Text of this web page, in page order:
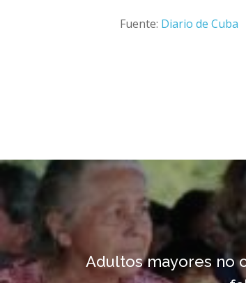
Fuente: Diario de Cuba
Adultos mayores no